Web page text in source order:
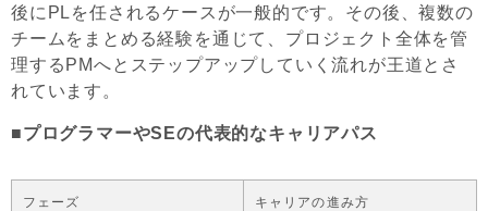
後にPLを任されるケースが一般的です。その後、複数の
チームをまとめる経験を通じて、プロジェクト全体を管
理するPMへとステップアップしていく流れが王道とさ
れています。
■プログラマーやSEの代表的なキャリアパス
フェーズ キャリアの進み方